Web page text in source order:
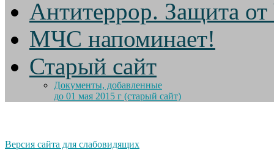
Антитеррор. Защита
МЧС напоминает!
Старый сайт
Документы, добавленные
до 01 мая 2015 г (старый сайт)
Версия сайта для слабовидящих